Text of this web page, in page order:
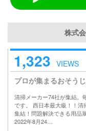
株式
1,323 VIEWS
プロが集まるおそう
清掃メーカー74社が集結。
です。 西日本最大級！！清
集結！問題解決できる用品
2022年8月24…